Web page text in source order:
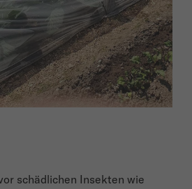
schädlichen Insekten wie